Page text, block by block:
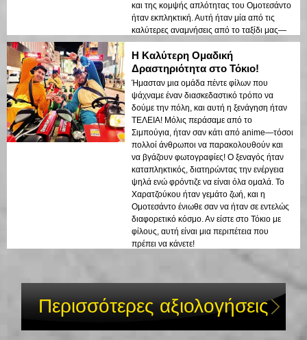
και της κομψής απλότητας του Ομοτεσάντο
ήταν εκπληκτική. Αυτή ήταν μία από τις
καλύτερες αναμνήσεις από το ταξίδι μας—
συνιστάται ανεπιφύλακτα για ζευγάρια! 💕
Η Καλύτερη Ομαδική
Δραστηριότητα στο Τόκιο!
Ήμασταν μια ομάδα πέντε φίλων που
ψάχναμε έναν διασκεδαστικό τρόπο να
δούμε την πόλη, και αυτή η ξενάγηση ήταν
ΤΕΛΕΙΑ! Μόλις περάσαμε από το
Σιμπούγια, ήταν σαν κάτι από anime—τόσοι
πολλοί άνθρωποι να παρακολουθούν και
να βγάζουν φωτογραφίες! Ο ξεναγός ήταν
καταπληκτικός, διατηρώντας την ενέργεια
ψηλά ενώ φρόντιζε να είναι όλα ομαλά. Το
Χαρατζούκου ήταν γεμάτο ζωή, και η
Ομοτεσάντο ένιωθε σαν να ήταν σε εντελώς
διαφορετικό κόσμο. Αν είστε στο Τόκιο με
φίλους, αυτή είναι μια περιπέτεια που
πρέπει να κάνετε!
Περισσότερες αξιολογήσεις